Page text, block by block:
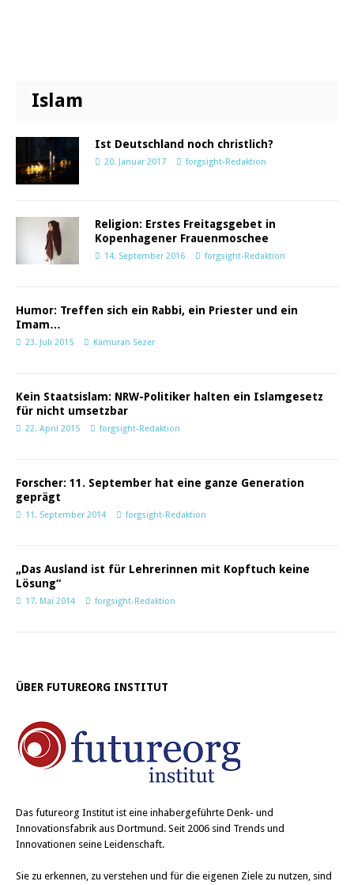
Islam
Ist Deutschland noch christlich?
20. Januar 2017 forgsight-Redaktion
Religion: Erstes Freitagsgebet in
Kopenhagener Frauenmoschee
14. September 2016 forgsight-Redaktion
Humor: Treffen sich ein Rabbi, ein Priester und ein
Imam…
23. Juli 2015 Kamuran Sezer
Kein Staatsislam: NRW-Politiker halten ein Islamgesetz
für nicht umsetzbar
22. April 2015 forgsight-Redaktion
Forscher: 11. September hat eine ganze Generation
geprägt
11. September 2014 forgsight-Redaktion
„Das Ausland ist für Lehrerinnen mit Kopftuch keine
Lösung“
17. Mai 2014 forgsight-Redaktion
ÜBER FUTUREORG INSTITUT
Das futureorg Institut ist eine inhabergeführte Denk- und
Innovationsfabrik aus Dortmund. Seit 2006 sind Trends und
Innovationen seine Leidenschaft.
Sie zu erkennen, zu verstehen und für die eigenen Ziele zu nutzen, sind